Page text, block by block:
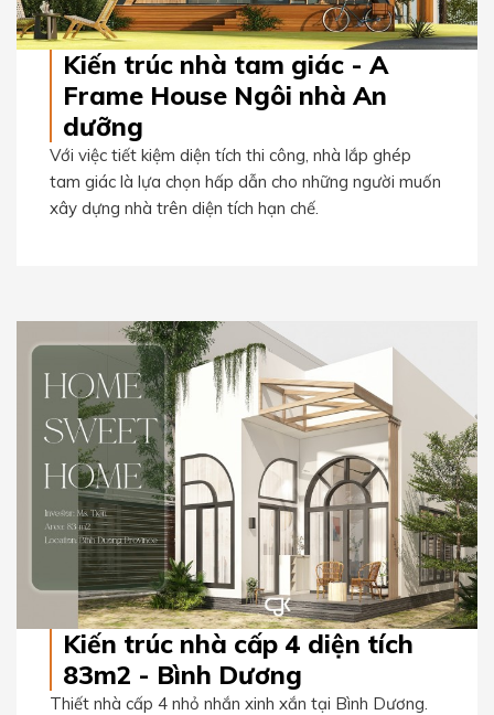
Kiến trúc nhà tam giác - A
Frame House Ngôi nhà An
dưỡng
Với việc tiết kiệm diện tích thi công, nhà lắp ghép
tam giác là lựa chọn hấp dẫn cho những người muốn
xây dựng nhà trên diện tích hạn chế.
Kiến trúc nhà cấp 4 diện tích
83m2 - Bình Dương
Thiết nhà cấp 4 nhỏ nhắn xinh xắn tại Bình Dương.